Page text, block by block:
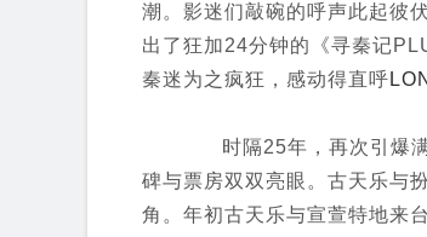
潮。影迷们敲碗的呼声此起彼
出了狂加24分钟的《寻秦记
秦迷为之疯狂，感动得直呼
时隔25年，再次引爆满
碑与票房双双亮眼。古天乐与
角。年初古天乐与宣萱特地来